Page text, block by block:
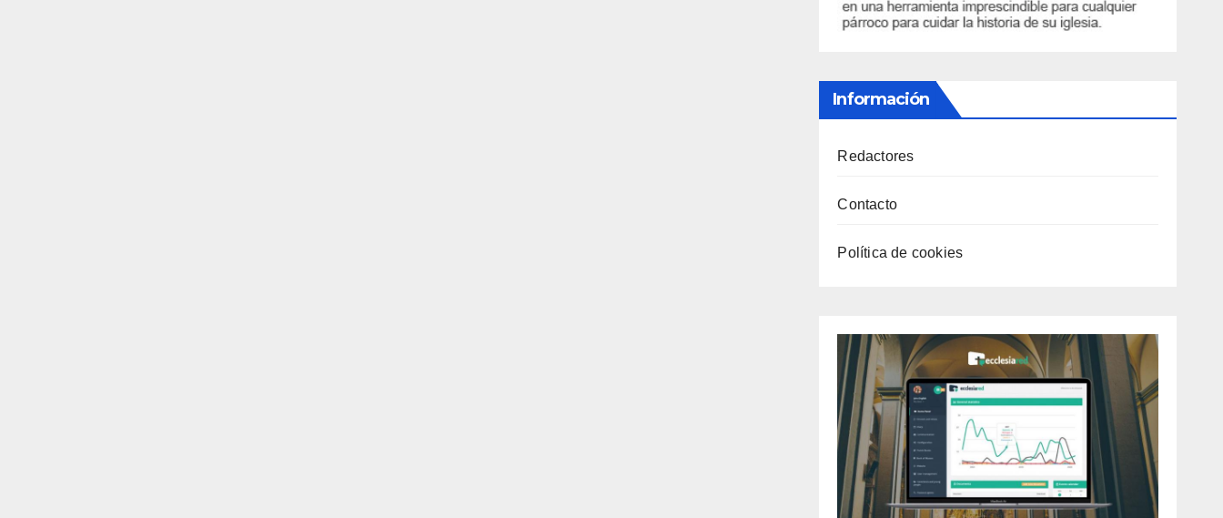
Información
Redactores
Contacto
Política de cookies